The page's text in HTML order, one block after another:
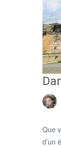
Que
d’un